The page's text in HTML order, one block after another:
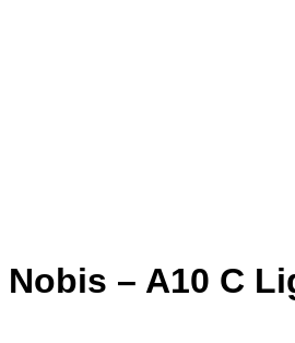
Nobis – A10 C